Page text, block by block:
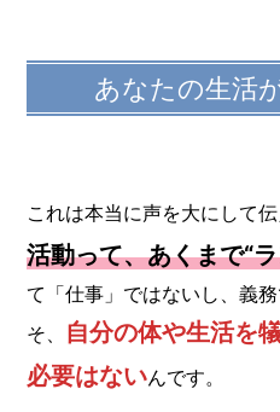
あなたの生活
これは本当に声を大にして
活動って、あくまで“
て「仕事」ではないし、義
そ、 自分の体や生活を
必要はないんです。